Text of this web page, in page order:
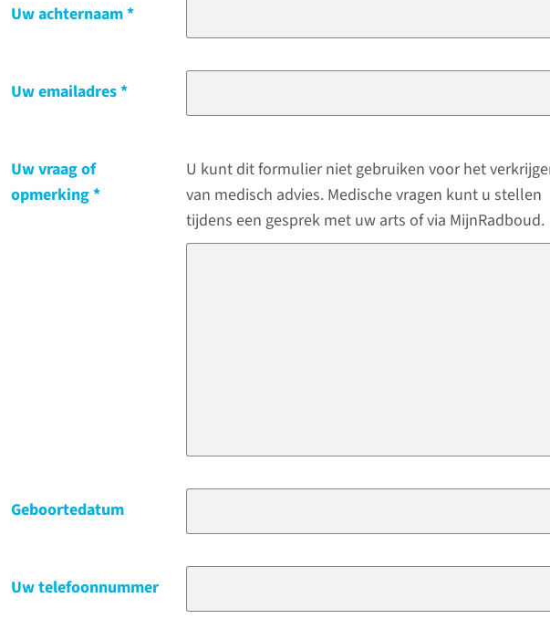
Uw achternaam
Uw emailadres
Uw vraag of
opmerking
U kunt dit formulier niet gebruiken voor het
van medisch advies. Medische vragen kunt u stellen
tijdens een gesprek met uw arts of via MijnRadboud.
Geboortedatum
Uw telefoonnummer